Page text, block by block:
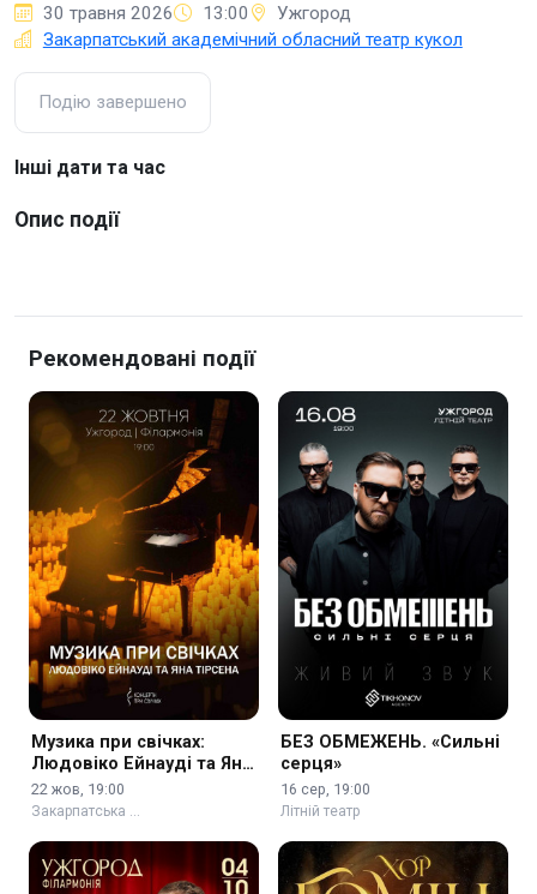
30 травня 2026 13:00
Ужгород
Закарпатський академічний обласний театр кукол
Подію завершено
Інші дати та час
Опис події
Рекомендовані події
Музика при свічках:
Людовіко Ейнауді та Ян
Тірсен
22 жов, 19:00
Закарпатська …
БЕЗ ОБМЕЖЕНЬ. «Сильні
серця»
16 сер, 19:00
Літній театр